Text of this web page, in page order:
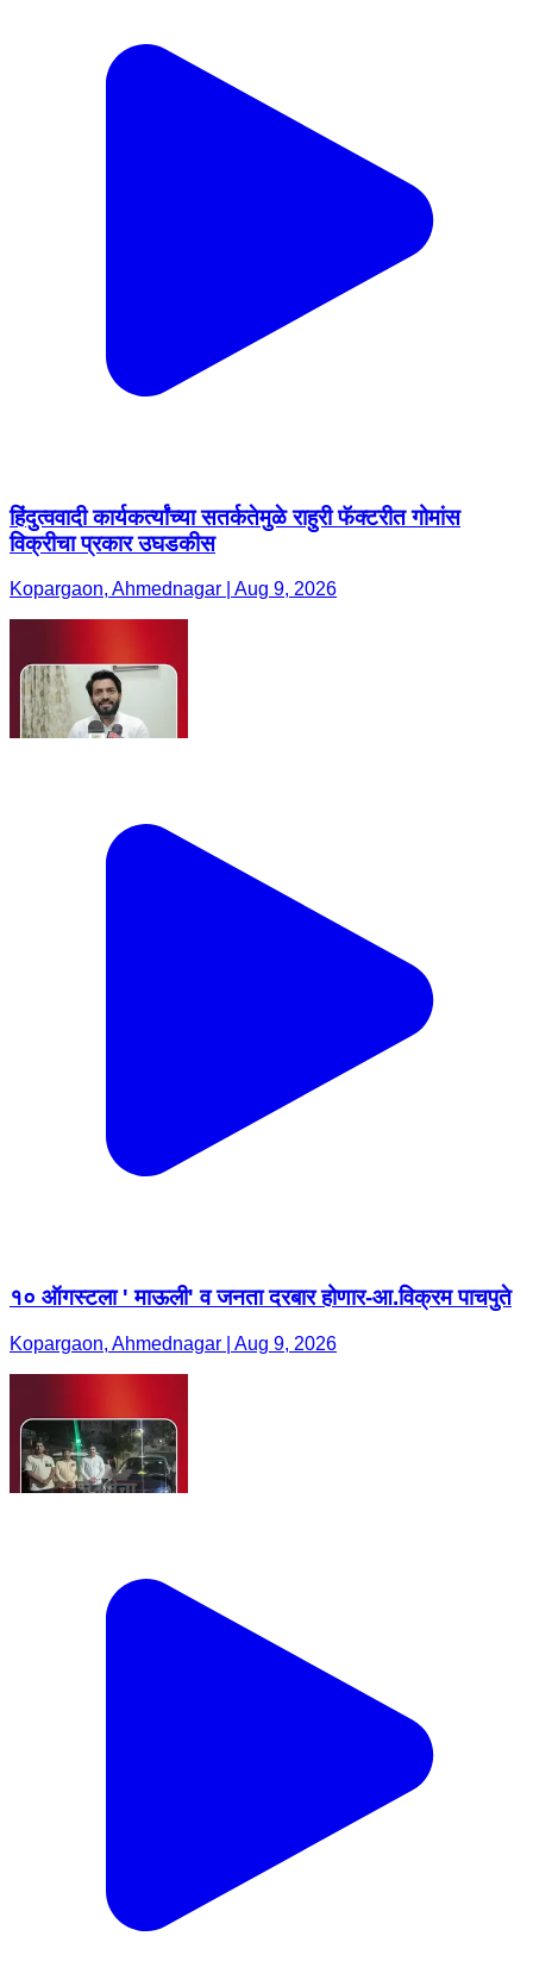
हिंदुत्ववादी कार्यकर्त्यांच्या सतर्कतेमुळे राहुरी फॅक्टरीत गोमांस
विक्रीचा प्रकार उघडकीस
Kopargaon, Ahmednagar | Aug 9, 2026
१० ऑगस्टला ' माऊली' व जनता दरबार होणार-आ.विक्रम पाचपुते
Kopargaon, Ahmednagar | Aug 9, 2026